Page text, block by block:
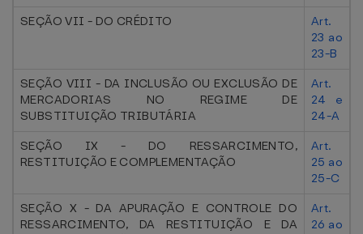
SEÇÃO VII - DO CRÉDITO
Art.
23 ao
23-B
SEÇÃO VIII - DA INCLUSÃO OU EXCLUSÃO DE
MERCADORIAS NO REGIME DE
SUBSTITUIÇÃO TRIBUTÁRIA
Art.
24 e
24-A
SEÇÃO IX - DO RESSARCIMENTO,
RESTITUIÇÃO E COMPLEMENTAÇÃO
Art.
25 ao
25-C
SEÇÃO X - DA APURAÇÃO E CONTROLE DO
RESSARCIMENTO, DA RESTITUIÇÃO E DA
Art.
26 ao